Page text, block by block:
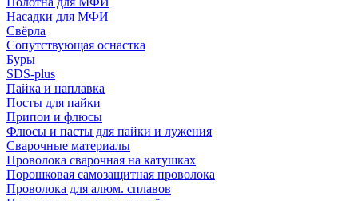
Насадки для МФИ
Свёрла
Сопутствующая оснастка
Буры
SDS-plus
Пайка и наплавка
Посты для пайки
Припои и флюсы
Флюсы и пасты для пайки и лужения
Сварочные материалы
Проволока сварочная на катушках
Порошковая самозащитная проволока
Проволока для алюм. сплавов